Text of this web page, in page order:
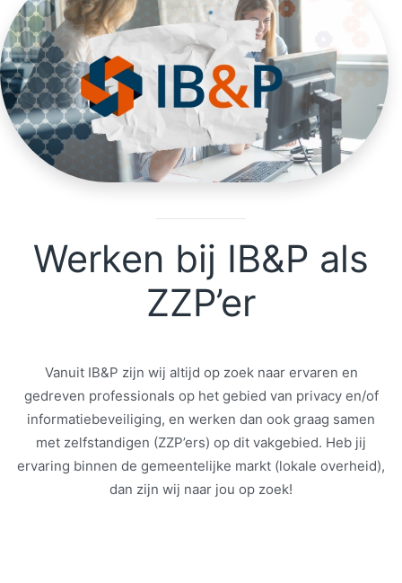
Werken bij IB&P als
ZZP’er
Vanuit IB&P zijn wij altijd op zoek naar ervaren en
gedreven professionals op het gebied van privacy en/of
informatiebeveiliging, en werken dan ook graag samen
met zelfstandigen (ZZP’ers) op dit vakgebied. Heb jij
ervaring binnen de gemeentelijke markt (lokale overheid),
dan zijn wij naar jou op zoek!